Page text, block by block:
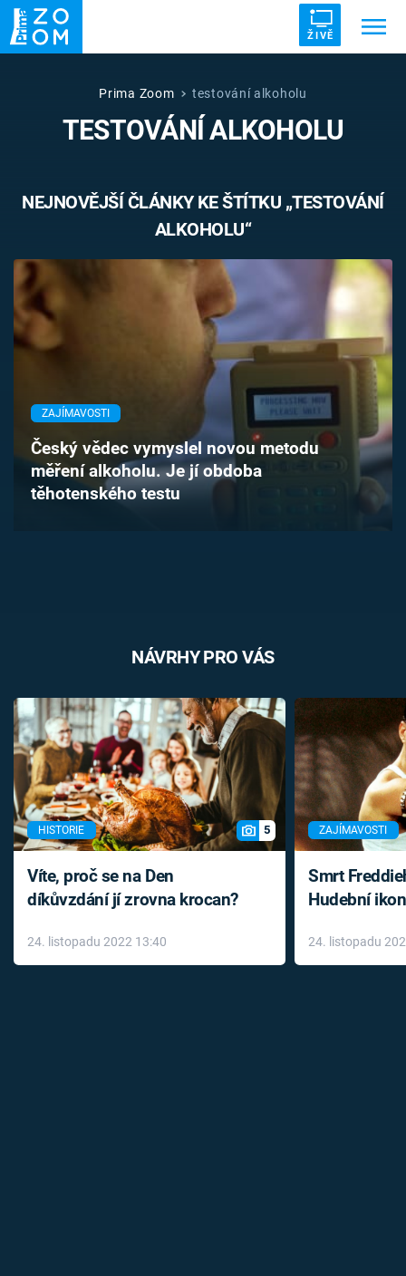
ŽIVĚ
ZRÁDCI UFO DRUHÁ SVĚTOVÁ VÁLKA
ZÁHADY VETŘELCI DÁVNOVĚKU
Témata
Pořady
Časopis
Sledujte prima+
Prima Zoom testování alkoholu
TESTOVÁNÍ ALKOHOLU
NEJNOVĚJŠÍ ČLÁNKY KE ŠTÍTKU „TESTOVÁNÍ
ALKOHOLU“
ZAJÍMAVOSTI
Český vědec vymyslel novou metodu
měření alkoholu. Je jí obdoba
těhotenského testu
NÁVRHY PRO VÁS
HISTORIE 5
Víte, proč se na Den
díkůvzdání jí zrovna krocan?
24. listopadu 2022 13:40
ZAJÍMAVOSTI
Smrt
Hudební
léky
24. listopadu